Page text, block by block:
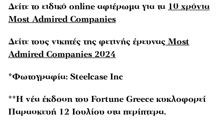
Δείτε το ειδικό online αφιέρωμα για τα 10 χρόνια
Most Admired Companies
Δείτε τους νικητές της φετινής έρευνας Most
Admired Companies 2024
*Φωτογραφία: Steelcase Inc
**H νέα έκδοση του Fortune Greece κυκλοφορεί
Παρασκευή 12 Ιουλίου στα περίπτερα.